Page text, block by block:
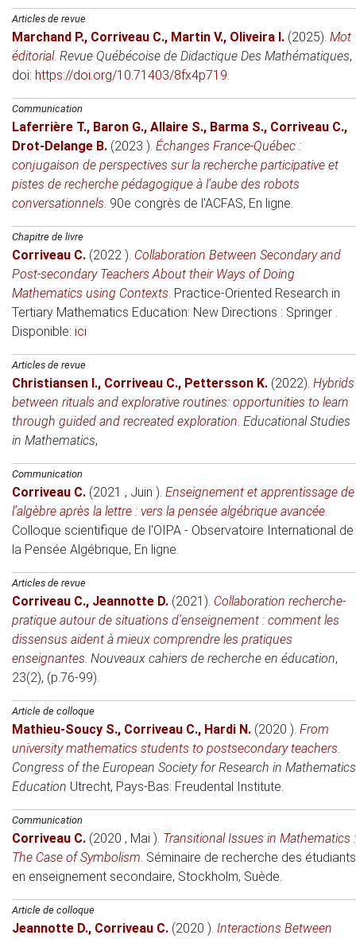
Articles de revue
Marchand P., Corriveau C., Martin V., Oliveira I. (2025). Mot
éditorial. Revue Québécoise de Didactique Des Mathématiques,
doi: https://doi.org/10.71403/8fx4p719.
Communication
Laferrière T., Baron G., Allaire S., Barma S., Corriveau C.,
Drot-Delange B. (2023 ). Échanges France-Québec :
conjugaison de perspectives sur la recherche participative et
pistes de recherche pédagogique à l’aube des robots
conversationnels. 90e congrès de l'ACFAS, En ligne.
Chapitre de livre
Corriveau C. (2022 ). Collaboration Between Secondary and
Post-secondary Teachers About their Ways of Doing
Mathematics using Contexts. Practice-Oriented Research in
Tertiary Mathematics Education: New Directions : Springer .
Disponible: ici
Articles de revue
Christiansen I., Corriveau C., Pettersson K. (2022). Hybrids
between rituals and explorative routines: opportunities to learn
through guided and recreated exploration. Educational Studies
in Mathematics,
Communication
Corriveau C. (2021 , Juin ). Enseignement et apprentissage de
l’algèbre après la lettre : vers la pensée algébrique avancée.
Colloque scientifique de l'OIPA - Observatoire International de
la Pensée Algébrique, En ligne.
Articles de revue
Corriveau C., Jeannotte D. (2021). Collaboration recherche-
pratique autour de situations d’enseignement : comment les
dissensus aident à mieux comprendre les pratiques
enseignantes. Nouveaux cahiers de recherche en éducation,
23(2), (p.76-99).
Article de colloque
Mathieu-Soucy S., Corriveau C., Hardi N. (2020 ). From
university mathematics students to postsecondary teachers.
Congress of the European Society for Research in Mathematics
Education Utrecht, Pays-Bas: Freudental Institute.
Communication
Corriveau C. (2020 , Mai ). Transitional Issues in Mathematics :
The Case of Symbolism. Séminaire de recherche des étudiants
en enseignement secondaire, Stockholm, Suède.
Article de colloque
Jeannotte D., Corriveau C. (2020 ). Interactions Between